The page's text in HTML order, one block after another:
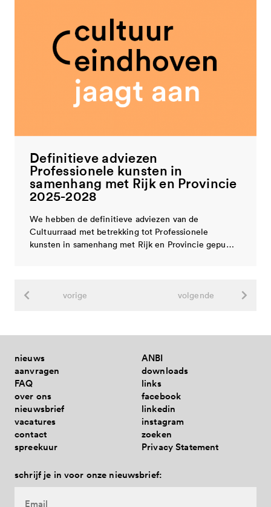
Definitieve adviezen
Professionele kunsten in
samenhang met Rijk en Provincie
2025-2028
We hebben de definitieve adviezen van de
Cultuurraad met betrekking tot Professionele
kunsten in samenhang met Rijk en Provincie gepu…
vorige volgende
nieuws
aanvragen
FAQ
over ons
nieuwsbrief
vacatures
contact
spreekuur
ANBI
downloads
links
facebook
linkedin
instagram
zoeken
Privacy Statement
schrijf je in voor onze nieuwsbrief: